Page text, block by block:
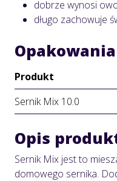
dobrze wynosi
długo zachowuje
Opakowania
Produkt
Sernik Mix 10.0
Opis
Sernik Mix jest to
domowego sernika.